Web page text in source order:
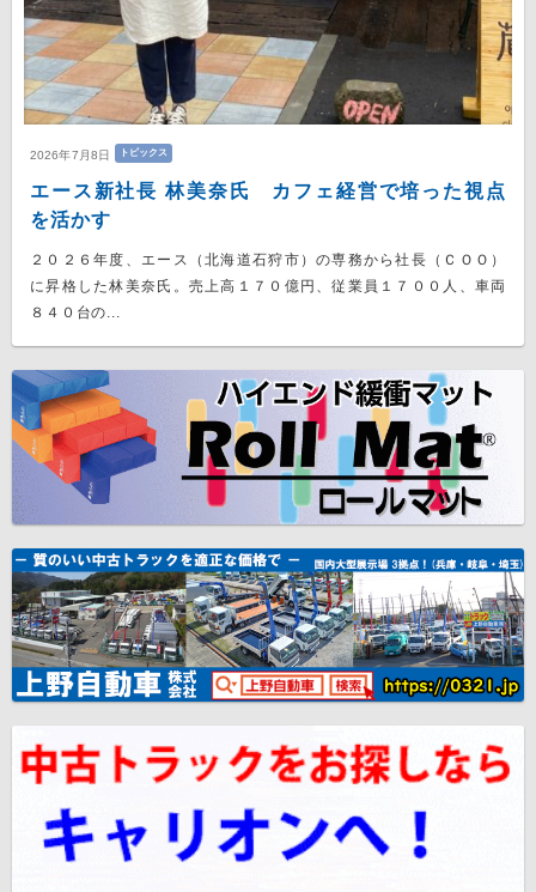
2026年7月8日 トピックス
エース新社長 林美奈氏 カフェ経営で培った視点
を活かす
２０２６年度、エース（北海道石狩市）の専務から社長（ＣＯＯ）
に昇格した林美奈氏。売上高１７０億円、従業員１７００人、車両
８４０台の...